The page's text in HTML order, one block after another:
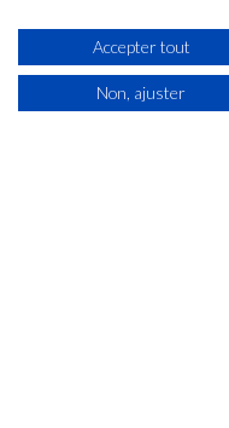
Du lundi au
Vendredi :
Accepter tout
Non, ajuster